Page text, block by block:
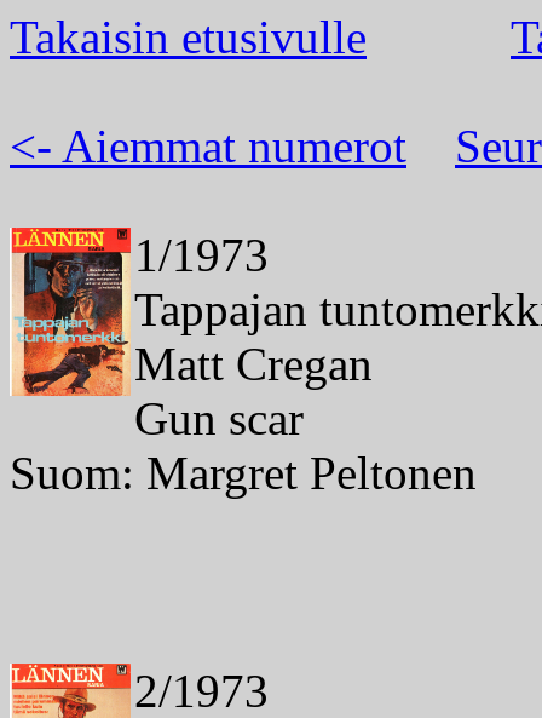
Takaisin etusivulle
<- Aiemmat numerot
1/1973
Tappajan
Matt Cregan
Gun scar
Suom: Margret Peltonen
2/1973